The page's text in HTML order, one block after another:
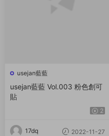
usejan藍藍
usejan藍藍 Vol.003 粉色創可
貼
2
17dq 2022-11-27